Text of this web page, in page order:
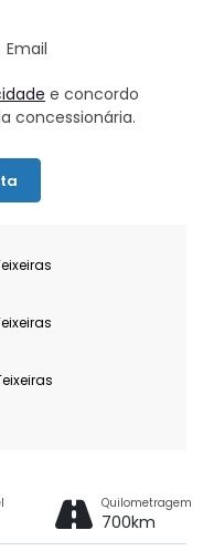
Email
e concordo
concessionária.
Quilometragem
700km